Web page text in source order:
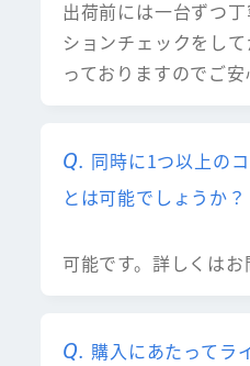
出荷前には一台ずつ
ションチェックをし
っておりますのでご安
同時に1つ以上の
とは可能でしょうか？
可能です。詳しくはお
購入にあたってラ